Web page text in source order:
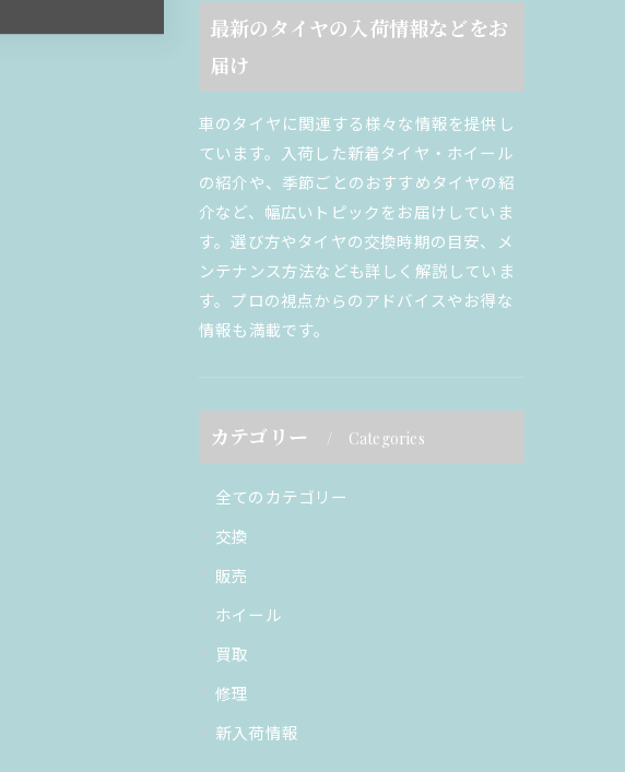
最新のタイヤの入荷情報などをお
届け
車のタイヤに関連する様々な情報を提供し
ています。入荷した新着タイヤ・ホイール
の紹介や、季節ごとのおすすめタイヤの紹
介など、幅広いトピックをお届けしていま
す。選び方やタイヤの交換時期の目安、メ
ンテナンス方法なども詳しく解説していま
す。プロの視点からのアドバイスやお得な
情報も満載です。
カテゴリー Categories
全てのカテゴリー
交換
販売
ホイール
買取
修理
新入荷情報